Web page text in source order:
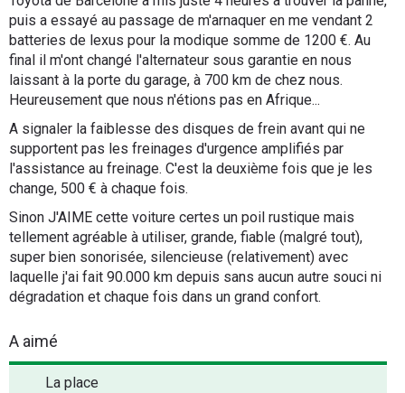
Forum
Moto
Marques
puis a essayé au passage de m'arnaquer en me vendant 2
batteries de lexus pour la modique somme de 1200 €. Au
final il m'ont changé l'alternateur sous garantie en nous
laissant à la porte du garage, à 700 km de chez nous.
Heureusement que nous n'étions pas en Afrique...
A signaler la faiblesse des disques de frein avant qui ne
supportent pas les freinages d'urgence amplifiés par
l'assistance au freinage. C'est la deuxième fois que je les
change, 500 € à chaque fois.
Sinon J'AIME cette voiture certes un poil rustique mais
tellement agréable à utiliser, grande, fiable (malgré tout),
super bien sonorisée, silencieuse (relativement) avec
laquelle j'ai fait 90.000 km depuis sans aucun autre souci ni
dégradation et chaque fois dans un grand confort.
A aimé
La place